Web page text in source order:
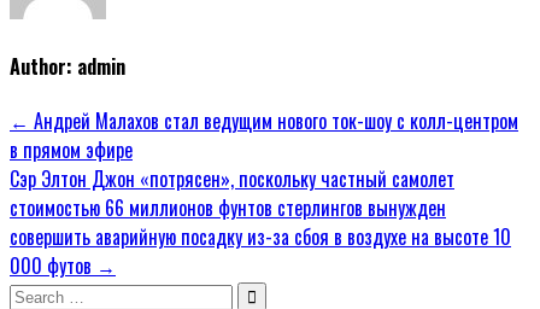
Author: admin
Навигация
по
записям
← Андрей Малахов стал ведущим нового ток-шоу с колл-центром
в прямом эфире
Сэр Элтон Джон «потрясен», поскольку частный самолет
стоимостью 66 миллионов фунтов стерлингов вынужден
совершить аварийную посадку из-за сбоя в воздухе на высоте 10
000 футов →
Search